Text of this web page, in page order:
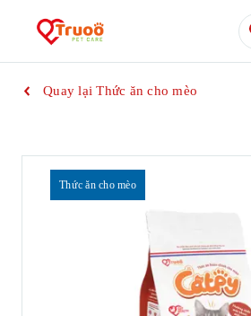
Quay lại Thức ăn cho mèo
Thức ăn cho mèo